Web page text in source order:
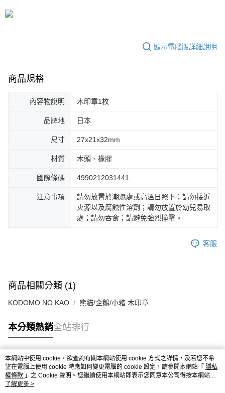
顯示電腦版詳細說明
商品規格
內容物說明 木印章1枚
品牌地 日本
尺寸 27x21x32mm
材質 木頭、橡膠
國際條碼 4990212031441
注意事項
請勿放置於潮濕處或高溫日照下；請勿接近
火源以及腐蝕性溶劑；請勿放置於幼兒易取
處；請勿吞食；請避免強烈撞擊。
客服
商品相關分類 (1)
KODOMO NO KAO 熊貓/企鵝/小豬 木印章
本分類熱銷全站排行
熱門標籤
本網站中使用 cookie，欲查詢有關本網站使用 cookie 方式之詳情，及若您不希
望在電腦上使用 cookie 時應如何變更電腦的 cookie 設定，請參閱本網站「 隱私
權條款 」之 Cookie 聲明。您繼續使用本網站即表示您同意本公司得按本網站使
用條款之 Cookie 聲明使用 cookie。
了解更多 >